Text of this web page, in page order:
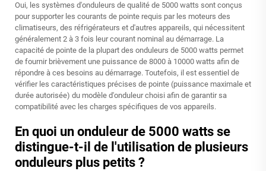
Oui, les systèmes d'onduleurs de qualité de 5000 watts sont conçus
pour supporter les courants de pointe requis par les moteurs des
climatiseurs, des réfrigérateurs et d'autres appareils, qui nécessitent
généralement 2 à 3 fois leur courant nominal au démarrage. La
capacité de pointe de la plupart des onduleurs de 5000 watts permet
de fournir brièvement une puissance de 8000 à 10000 watts afin de
répondre à ces besoins au démarrage. Toutefois, il est essentiel de
vérifier les caractéristiques précises de pointe (puissance maximale et
durée autorisée) du modèle d'onduleur choisi afin de garantir sa
compatibilité avec les charges spécifiques de vos appareils.
En quoi un onduleur de 5000 watts se
distingue-t-il de l'utilisation de plusieurs
onduleurs plus petits ?